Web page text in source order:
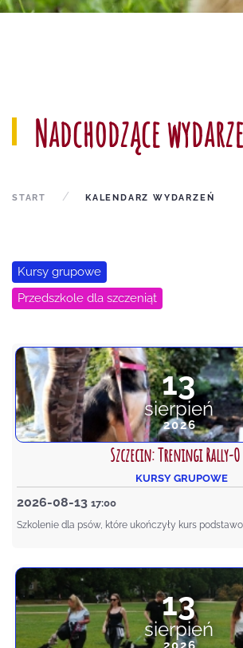
Nadchodzące
START KALENDARZ WYDARZEŃ
Kursy grupowe
Przedszkole dla szczeniąt
13
sierpień
2026
Szczecin: Treningi Rally-O
KURSY GRUPOWE
2026-08-13 17:00
Szkolenie dla psów, które ukończyły kurs
13
sierpień